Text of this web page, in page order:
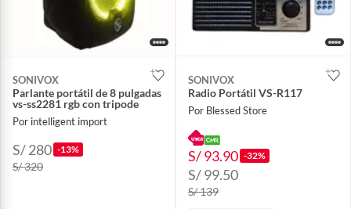
SONIVOX
Parlante portátil de 8 pulgadas
vs-ss2281 rgb con tripode
Por intelligent import
S/ 280 -13%
S/ 320
SONIVOX
Radio Portátil VS-R117
Por Blessed Store
S/ 93.90 -32%
S/ 99.50
S/ 139